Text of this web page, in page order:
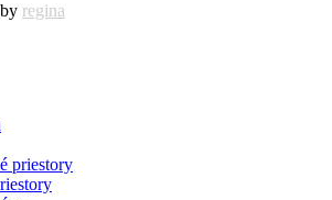
regina
priestory